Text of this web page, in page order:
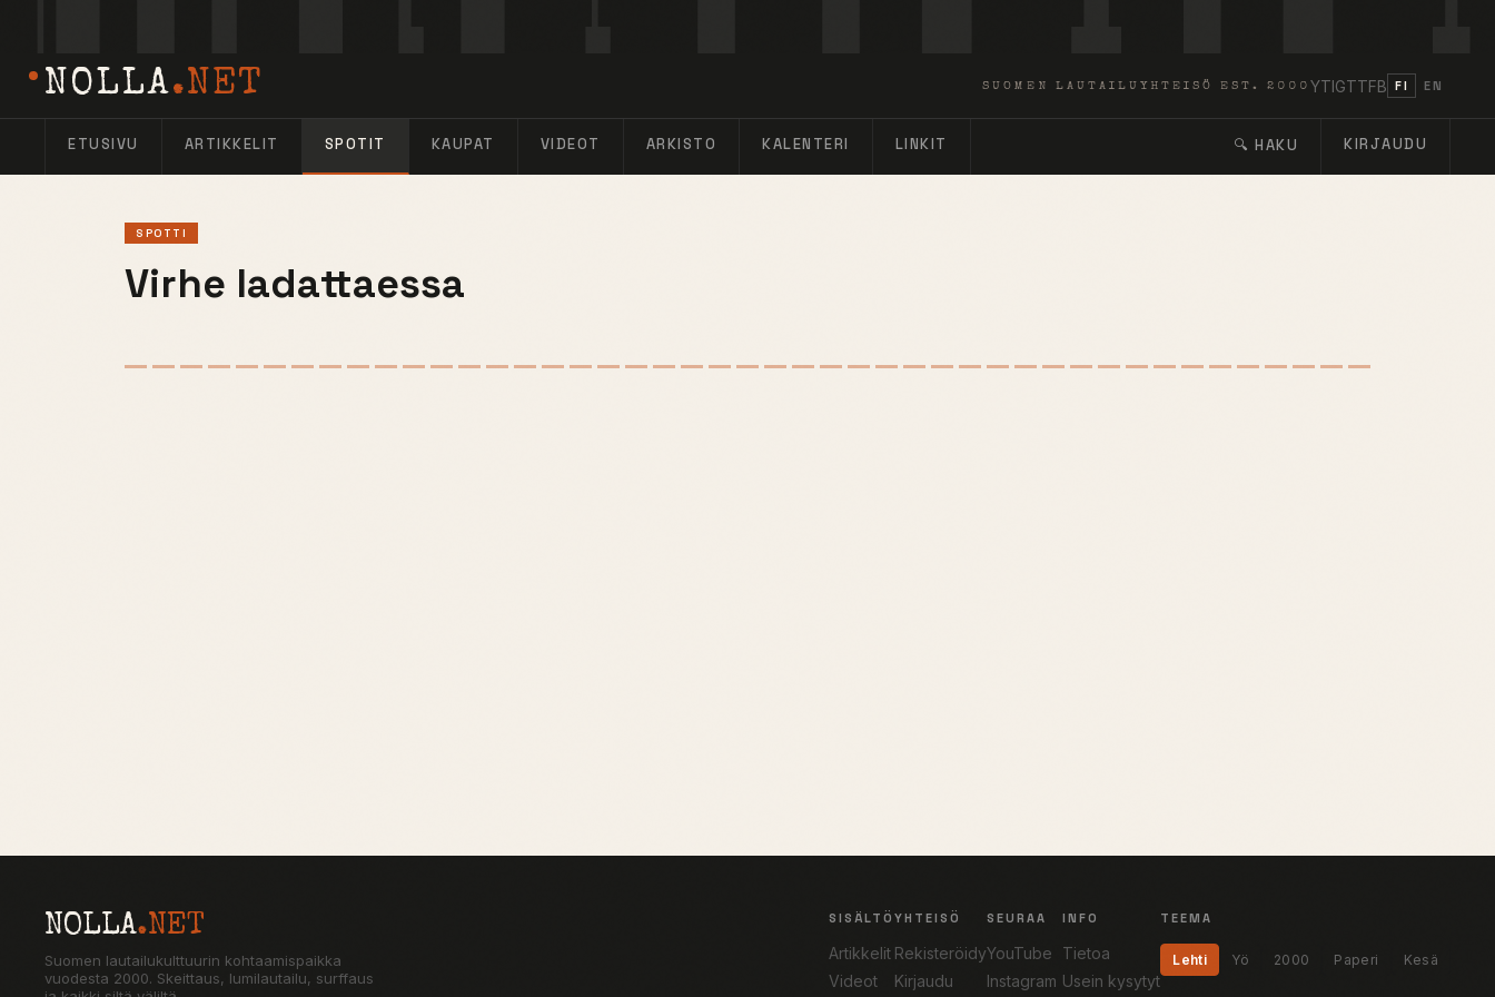
NOLLA.NET SUOMEN LAUTAILUYHTEISÖ EST. 2000 YTIGTTFB FI EN
ETUSIVU ARTIKKELIT SPOTIT KAUPAT VIDEOT ARKISTO KALENTERI LINKIT 🔍 HAKU KIRJAUDU
SPOTTI
Virhe ladattaessa
NOLLA.NET
Suomen lautailukulttuurin kohtaamispaikka
vuodesta 2000. Skeittaus, lumilautailu, surffaus
SISÄLTÖ
Artikkelit
Videot
YHTEISÖ
Rekisteröidy
Kirjaudu
SEURAA
YouTube
Instagram
INFO
Tietoa
Usein kysytyt
TEEMA
Lehti Yö 2000 Paperi Kesä